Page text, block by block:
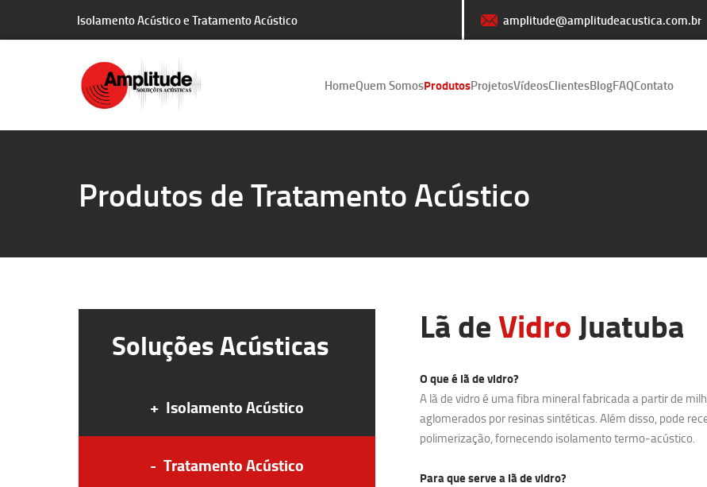
Isolamento Acústico e Tratamento Acústico amplitude@amplitudeacustica.com.br
HomeQuem SomosProdutosProjetosVídeosClientesBlogFAQContato
Produtos de Tratamento Acústico
Soluções Acústicas
+ Isolamento Acústico
- Tratamento Acústico
Lã deVidroJuatuba
O que é lã de vidro?
A lã de vidro é uma fibra mineral fabricada a partir de
aglomerados por resinas sintéticas. Além disso, pode
polimerização, fornecendo isolamento termo-acústico.
Para que serve a lã de vidro?